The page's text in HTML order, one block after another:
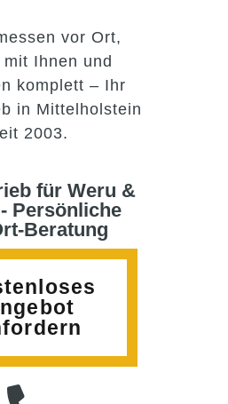
vor Ort,
mit Ihnen und
komplett – Ihr
in Mittelholstein
2003.
für Weru &
Persönliche
Beratung